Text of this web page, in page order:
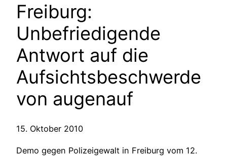
Freiburg:
Unbefriedigende
Antwort auf die
Aufsichtsbeschwerde
von augenauf
15. Oktober 2010
Demo gegen Polizeigewalt in Freiburg vom 12.